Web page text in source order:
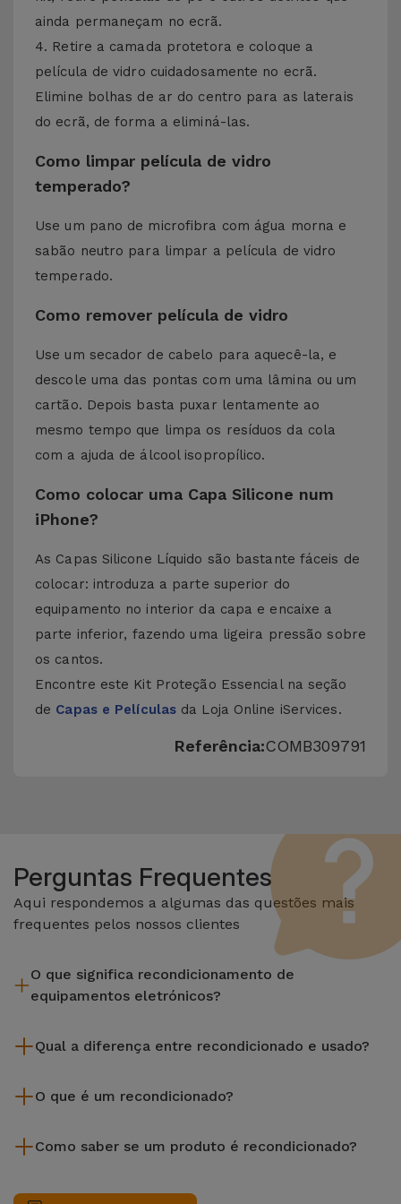
ainda permaneçam no ecrã.
4. Retire a camada protetora e coloque a
película de vidro cuidadosamente no ecrã.
Elimine bolhas de ar do centro para as laterais
do ecrã, de forma a eliminá-las.
Como limpar película de vidro
temperado?
Use um pano de microfibra com água morna e
sabão neutro para limpar a película de vidro
temperado.
Como remover película de vidro
Use um secador de cabelo para aquecê-la, e
descole uma das pontas com uma lâmina ou um
cartão. Depois basta puxar lentamente ao
mesmo tempo que limpa os resíduos da cola
com a ajuda de álcool isopropílico.
Como colocar uma Capa Silicone num
iPhone?
As Capas Silicone Líquido são bastante fáceis de
colocar: introduza a parte superior do
equipamento no interior da capa e encaixe a
parte inferior, fazendo uma ligeira pressão sobre
os cantos.
Encontre este Kit Proteção Essencial na seção
de Capas e Películas da Loja Online iServices.
Referência:COMB309791
Perguntas Frequentes
Aqui respondemos a algumas das questões mais
frequentes pelos nossos clientes
O que significa recondicionamento de
equipamentos eletrónicos?
limpeza sem esquecer a reparação de algum componente
recondicionados da Services passam por vários e rigorosos
Qual a diferença entre recondicionado e usado?
e preparados por técnicos especializados para assegurar o
usado, um equipamento recondicionado da iServices oferece
O que é um recondicionado?
que foi pouco ou nada utilizado. Pode ter sido expostos em
Como saber se um produto é recondicionado?
packaging que não é o original do fabricante, ou, no caso de